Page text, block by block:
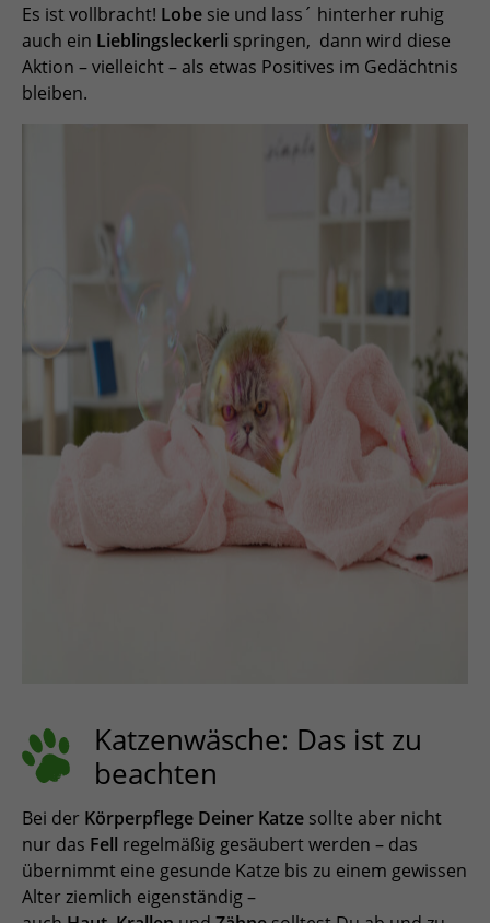
Es ist vollbracht! Lobe sie und lass´ hinterher ruhig
auch ein Lieblingsleckerli springen, dann wird diese
Aktion – vielleicht – als etwas Positives im Gedächtnis
bleiben.
Katzenwäsche: Das ist zu
beachten
Bei der Körperpflege Deiner Katze sollte aber nicht
nur das Fell regelmäßig gesäubert werden – das
übernimmt eine gesunde Katze bis zu einem gewissen
Alter ziemlich eigenständig –